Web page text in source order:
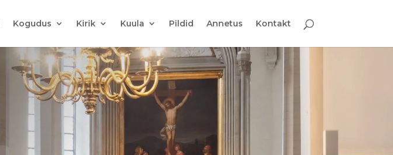
Kogudus Kirik Kuula Pildid Annetus Kontakt